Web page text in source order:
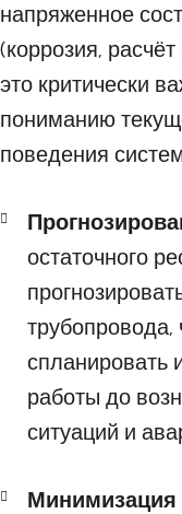
напряженное
(коррозия,
это критически
пониманию
поведения
остаточного
трубопровода,
спланировать
работы до
ситуаций и
Минимизация